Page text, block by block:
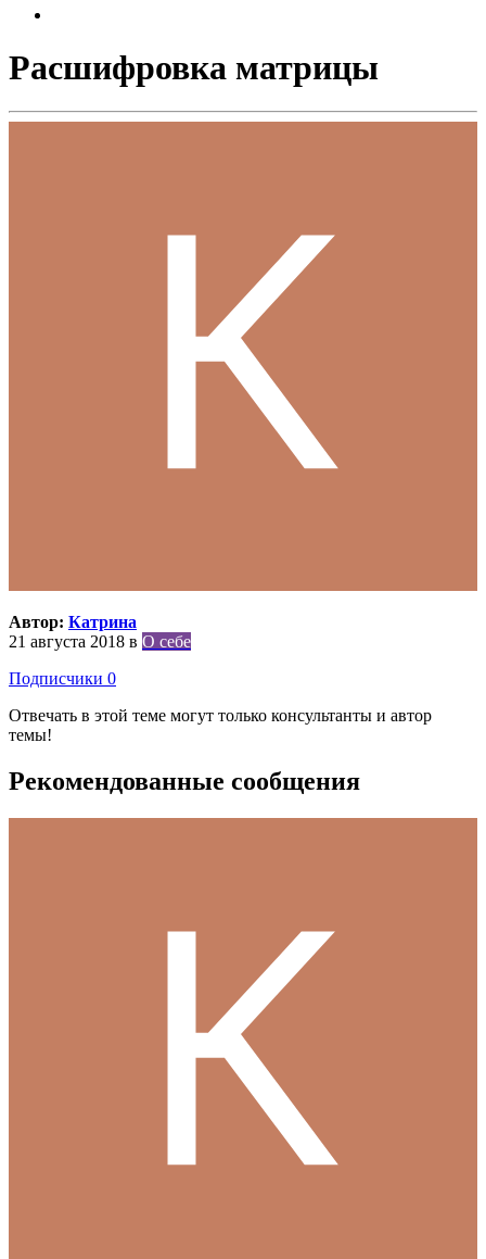
Расшифровка матрицы
Автор: Катрина
21 августа 2018 в О себе
Подписчики 0
Отвечать в этой теме могут только консультанты и автор
темы!
Рекомендованные сообщения